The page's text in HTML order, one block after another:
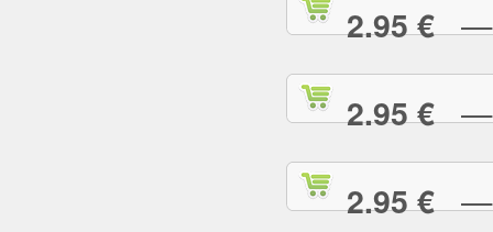
2.95 €—
2.95 €—
2.95 €—